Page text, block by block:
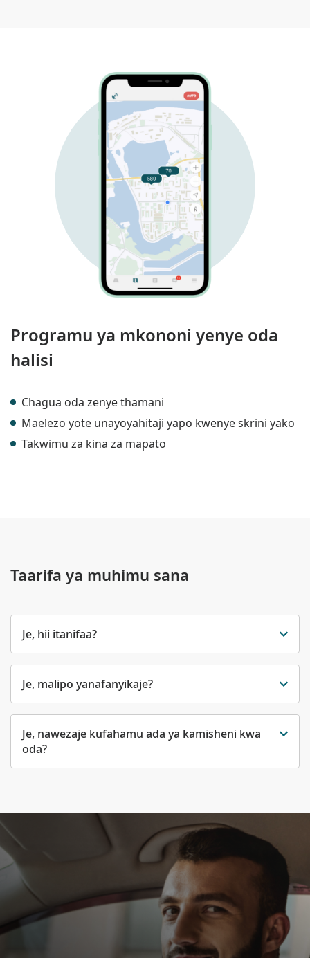
Programu ya mkononi yenye oda
halisi
Chagua oda zenye thamani
Maelezo yote unayoyahitaji yapo kwenye skrini yako
Takwimu za kina za mapato
Taarifa ya muhimu sana
Je, hii itanifaa?
Je, malipo yanafanyikaje?
Je, nawezaje kufahamu ada ya kamisheni kwa
oda?